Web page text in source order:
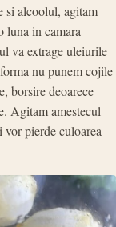
si alcoolul, agitam
luna in camara
va extrage uleiurile
nu punem cojile
borsire deoarece
Agitam amestecul
pierde culoarea